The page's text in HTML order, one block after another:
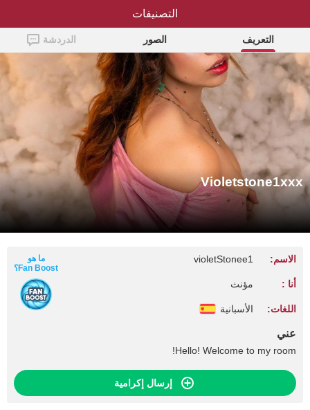
Violetstone1xxx
التعريف الصور الدردشة
Violetstone1xxx
الاسم: violetStonee1
أنا : مؤنث
اللغات: الأسبانية
ما هو
Fan Boost؟
عني
Hello! Welcome to my room!
إرسال إكرامية
التصنيفات